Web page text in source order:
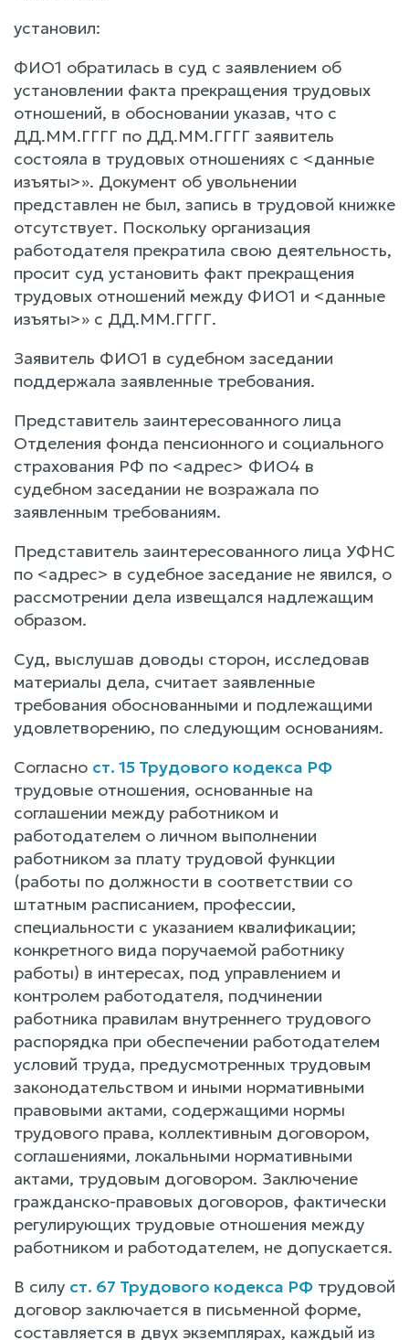
установил:
ФИО1 обратилась в суд с заявлением об
установлении факта прекращения трудовых
отношений, в обосновании указав, что с
ДД.ММ.ГГГГ по ДД.ММ.ГГГГ заявитель
состояла в трудовых отношениях с <данные
изъяты>». Документ об увольнении
представлен не был, запись в трудовой книжке
отсутствует. Поскольку организация
работодателя прекратила свою деятельность,
просит суд установить факт прекращения
трудовых отношений между ФИО1 и <данные
изъяты>» с ДД.ММ.ГГГГ.
Заявитель ФИО1 в судебном заседании
поддержала заявленные требования.
Представитель заинтересованного лица
Отделения фонда пенсионного и социального
страхования РФ по <адрес> ФИО4 в
судебном заседании не возражала по
заявленным требованиям.
Представитель заинтересованного лица УФНС
по <адрес> в судебное заседание не явился, о
рассмотрении дела извещался надлежащим
образом.
Суд, выслушав доводы сторон, исследовав
материалы дела, считает заявленные
требования обоснованными и подлежащими
удовлетворению, по следующим основаниям.
Согласно ст. 15 Трудового кодекса РФ
трудовые отношения, основанные на
соглашении между работником и
работодателем о личном выполнении
работником за плату трудовой функции
(работы по должности в соответствии со
штатным расписанием, профессии,
специальности с указанием квалификации;
конкретного вида поручаемой работнику
работы) в интересах, под управлением и
контролем работодателя, подчинении
работника правилам внутреннего трудового
распорядка при обеспечении работодателем
условий труда, предусмотренных трудовым
законодательством и иными нормативными
правовыми актами, содержащими нормы
трудового права, коллективным договором,
соглашениями, локальными нормативными
актами, трудовым договором. Заключение
гражданско-правовых договоров, фактически
регулирующих трудовые отношения между
работником и работодателем, не допускается.
В силу ст. 67 Трудового кодекса РФ трудовой
договор заключается в письменной форме,
составляется в двух экземплярах, каждый из